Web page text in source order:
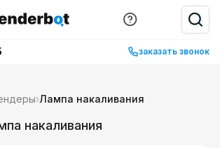
заказать звонок
›Лампа накаливания
накаливания